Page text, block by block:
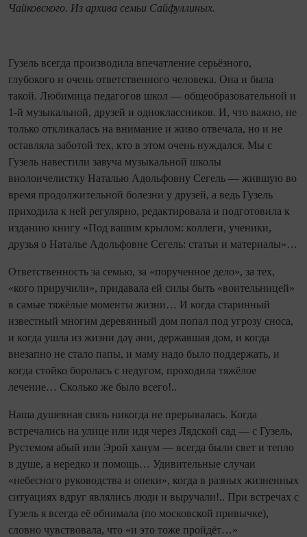
Чайковского. Из архива семьи Сайфуллиных.
Гузель всегда производила впечатление серьёзного,
глубокого и очень ответственного человека. Она и была
такой. Любимица педагогов школ — общеобразовательной и
1-й музыкальной, друзей и одноклассников. И, что важно, не
только откликалась на внимание и живо отвечала, но и не
оставляла заботой тех, кто в этом очень нуждался. Мы с
Гузель навестили завуча музыкальной школы
виолончелистку Наталью Адольфовну Сегель — жившую во
время продолжительной болезни у друзей, а ведь Гузель
приходила к ней регулярно, редактировала и подготовила к
изданию книгу «Под вашим крылом: коллеги, ученики,
друзья о Наталье Адольфовне Сегель: статьи и материалы»…
Ответственность за семью, за «порученное дело», за тех,
«кого приручили», придавала ей силы быть «воительницей»
в самые тяжёлые моменты жизни… И когда старинный
известный многим деревянный дом попал под угрозу сноса,
и когда ушла из жизни дәү әни, державшая дом, и когда
внезапно не стало папы, и маму надо было поддержать, и
когда стойко боролась с недугом, проходила тяжёлое
лечение… Сколько же было всего!..
Наша душевная связь никогда не прерывалась. Когда
встречались на улице или идя через Лядской сад — с Гузель,
Рустемом абый или Эрой ханум — всегда были свет и тепло
в душе, а нередко и помощь… Удивительные случаи
«небесного руководства и опеки», когда в разных жизненных
ситуациях вдруг являлись люди и выручали!.. При встречах с
Гузель я всегда её обнимала (по московской привычке),
словно чувствовала, что «и это тоже пройдёт…»